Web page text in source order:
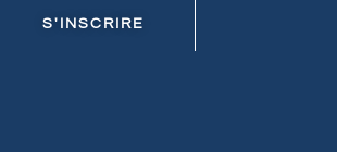
S'INSCRIRE